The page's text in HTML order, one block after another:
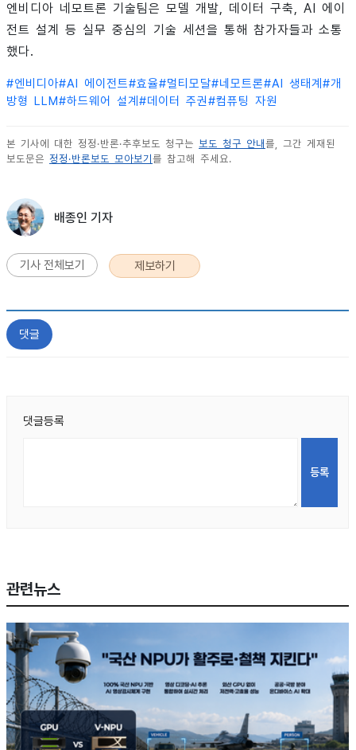
엔비디아 네모트론 기술팀은 모델 개발, 데이터 구축, AI 에이
전트 설계 등 실무 중심의 기술 세션을 통해 참가자들과 소통
했다.
#엔비디아#AI 에이전트#효율#멀티모달#네모트론#AI 생태계 #개
방형 LLM#하드웨어 설계 #데이터 주권#컴퓨팅 자원
본 기사에 대한 정정·반론·추후보도 청구는 보도 청구 안내 를, 그간 게재된
보도문은 정정·반론보도 모아보기 를 참고해 주세요.
배종인 기자
기사 전체보기 제보하기
댓글
댓글등록
관련뉴스